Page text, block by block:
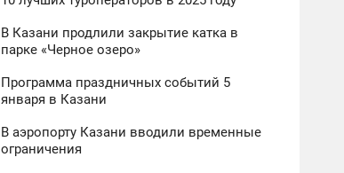
В Казани продлили закрытие катка в
парке «Черное озеро»
Программа праздничных событий 5
января в Казани
В аэропорту Казани вводили временные
ограничения